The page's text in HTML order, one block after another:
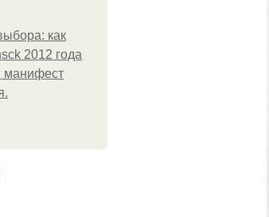
как
2012 года
манифест